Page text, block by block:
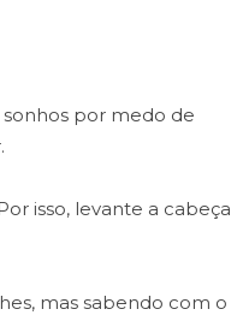
por medo de
isso, levante a cabeça
mas sabendo com o